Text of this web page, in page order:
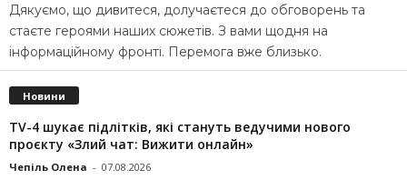
Дякуємо, що дивитеся, долучаєтеся до обговорень та
стаєте героями наших сюжетів. З вами щодня на
інформаційному фронті. Перемога вже близько.
Новини
TV-4 шукає підлітків, які стануть ведучими нового
проєкту «Злий чат: Вижити онлайн»
Чепіль Олена - 07.08.2026